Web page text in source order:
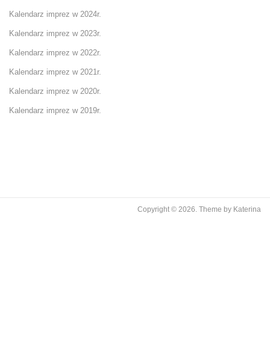
Kalendarz imprez w 2024r.
Kalendarz imprez w 2023r.
Kalendarz imprez w 2022r.
Kalendarz imprez w 2021r.
Kalendarz imprez w 2020r.
Kalendarz imprez w 2019r.
Copyright © 2026. Theme by Katerina